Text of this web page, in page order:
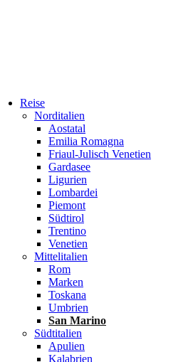
Reise
Norditalien
Aostatal
Emilia Romagna
Friaul-Julisch Venetien
Gardasee
Ligurien
Lombardei
Piemont
Südtirol
Trentino
Venetien
Mittelitalien
Rom
Marken
Toskana
Umbrien
San Marino
Südtitalien
Apulien
Kalabrien